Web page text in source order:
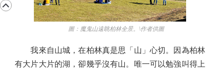
圖：魔鬼山遠眺柏林全景。\作者供圖
我來自山城，在柏林真是思「山」心切。因為柏林
有大片大片的湖，卻幾乎沒有山。唯一可以勉強叫得上